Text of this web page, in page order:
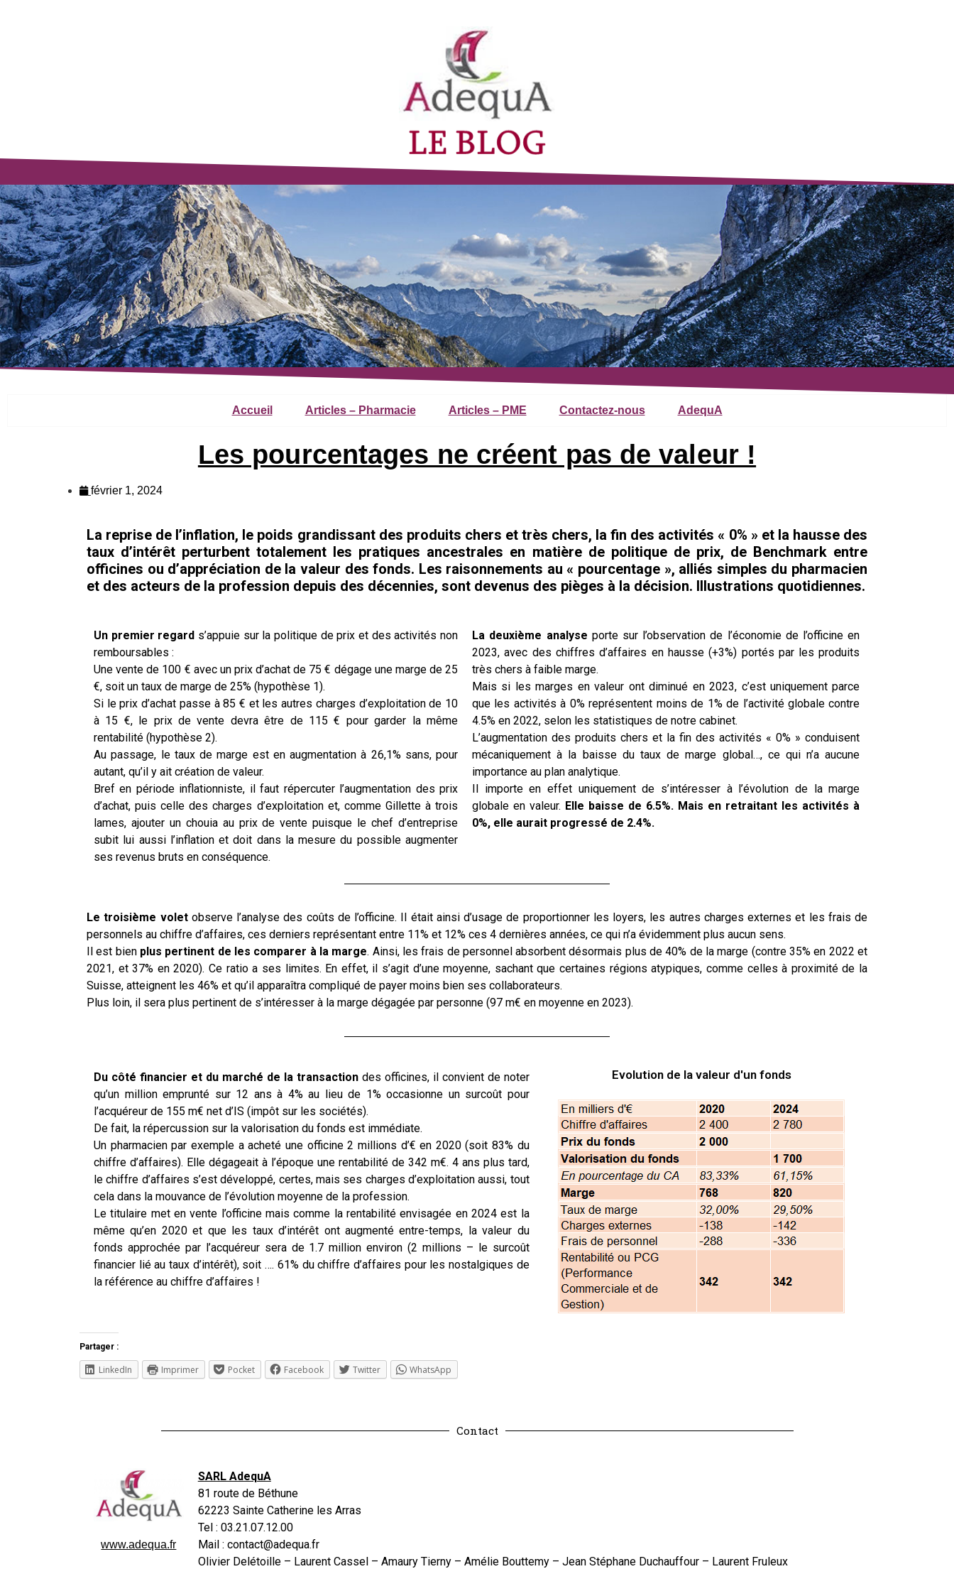
Accueil Articles – Pharmacie Articles – PME Contactez-nous AdequA
Les pourcentages ne créent pas de valeur !
février 1, 2024
La reprise de l’inflation, le poids grandissant des produits chers et très chers, la fin des activités « 0% » et la hausse des
taux d’intérêt perturbent totalement les pratiques ancestrales en matière de politique de prix, de Benchmark entre
officines ou d’appréciation de la valeur des fonds. Les raisonnements au « pourcentage », alliés simples du pharmacien
et des acteurs de la profession depuis des décennies, sont devenus des pièges à la décision. Illustrations quotidiennes.
Un premier regard s’appuie sur la politique de prix et des activités non
remboursables :
Une vente de 100 € avec un prix d’achat de 75 € dégage une marge de 25
€, soit un taux de marge de 25% (hypothèse 1).
Si le prix d’achat passe à 85 € et les autres charges d’exploitation de 10
à 15 €, le prix de vente devra être de 115 € pour garder la même
rentabilité (hypothèse 2).
Au passage, le taux de marge est en augmentation à 26,1% sans, pour
autant, qu’il y ait création de valeur.
Bref en période inflationniste, il faut répercuter l’augmentation des prix
d’achat, puis celle des charges d’exploitation et, comme Gillette à trois
lames, ajouter un chouia au prix de vente puisque le chef d’entreprise
subit lui aussi l’inflation et doit dans la mesure du possible augmenter
ses revenus bruts en conséquence.
La deuxième analyse porte sur l’observation de l’économie de l’officine en
2023, avec des chiffres d’affaires en hausse (+3%) portés par les produits
très chers à faible marge.
Mais si les marges en valeur ont diminué en 2023, c’est uniquement parce
que les activités à 0% représentent moins de 1% de l’activité globale contre
4.5% en 2022, selon les statistiques de notre cabinet.
L’augmentation des produits chers et la fin des activités « 0% » conduisent
mécaniquement à la baisse du taux de marge global…, ce qui n’a aucune
importance au plan analytique.
Il importe en effet uniquement de s’intéresser à l’évolution de la marge
globale en valeur. Elle baisse de 6.5%. Mais en retraitant les activités à
0%, elle aurait progressé de 2.4%.
Le troisième voletobserve l’analyse des coûts de l’officine. Il était ainsi d’usage de proportionner les loyers, les autres charges externes et les frais de
personnels au chiffre d’affaires, ces derniers représentant entre 11% et 12% ces 4 dernières années, ce qui n’a évidemment plus aucun sens.
Il est bienplus pertinent de les comparer à la marge. Ainsi, les frais de personnel absorbent désormais plus de 40% de la marge (contre 35% en 2022 et
2021, et 37% en 2020). Ce ratio a ses limites. En effet, il s’agit d’une moyenne, sachant que certaines régions atypiques, comme celles à proximité de la
Suisse, atteignent les 46% et qu’il apparaîtra compliqué de payer moins bien ses collaborateurs.
Plus loin, il sera plus pertinent de s’intéresser à la marge dégagée par personne (97 m€ en moyenne en 2023).
Du côté financier et du marché de la transactiondes officines, il convient de noter
qu’un million emprunté sur 12 ans à 4% au lieu de 1% occasionne un surcoût pour
l’acquéreur de 155 m€ net d’IS (impôt sur les sociétés).
De fait, la répercussion sur la valorisation du fonds est immédiate.
Un pharmacien par exemple a acheté une officine 2 millions d’€ en 2020 (soit 83% du
chiffre d’affaires). Elle dégageait à l’époque une rentabilité de 342 m€. 4 ans plus tard,
le chiffre d’affaires s’est développé, certes, mais ses charges d’exploitation aussi, tout
cela dans la mouvance de l’évolution moyenne de la profession.
Le titulaire met en vente l’officine mais comme la rentabilité envisagée en 2024 est la
même qu’en 2020 et que les taux d’intérêt ont augmenté entre-temps, la valeur du
fonds approchée par l’acquéreur sera de 1.7 million environ (2 millions – le surcoût
financier lié au taux d’intérêt), soit …. 61% du chiffre d’affaires pour les nostalgiques de
la référence au chiffre d’affaires !
Evolution de la valeur d'un fonds
Partager :
LinkedIn Imprimer Pocket Facebook Twitter WhatsApp
Contact
www.adequa.fr
SARL AdequA
81 route de Béthune
62223 Sainte Catherine les Arras
Tel : 03.21.07.12.00
Mail : contact@adequa.fr
Olivier Delétoille – Laurent Cassel – Amaury Tierny – Amélie Bouttemy – Jean Stéphane Duchauffour – Laurent Fruleux